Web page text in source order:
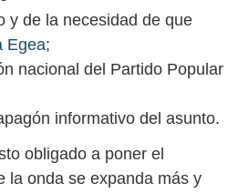
y de la necesidad de que
Egea;
nacional del Partido Popular
informativo del asunto.
obligado a poner el
la onda se expanda más y